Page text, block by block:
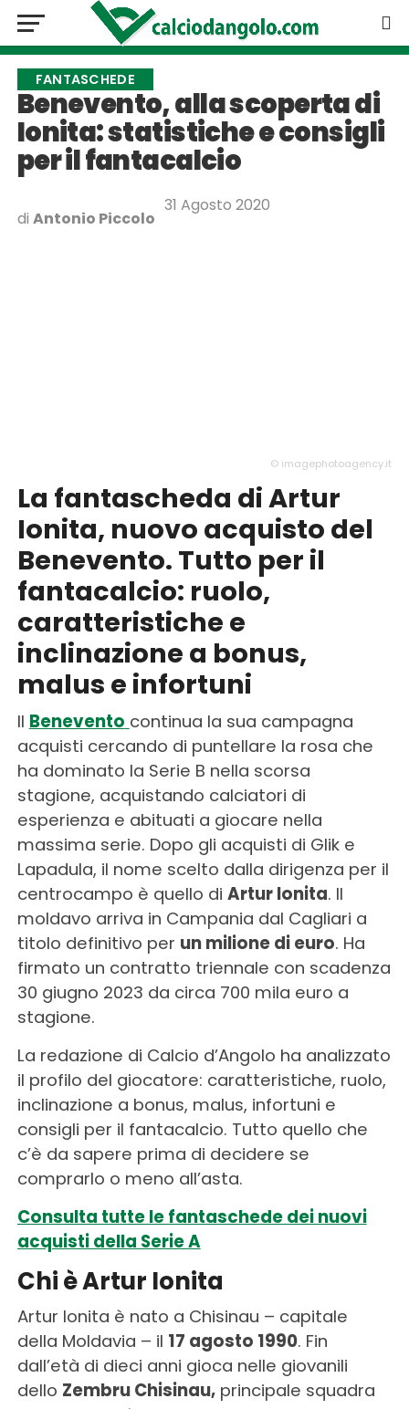
FANTASCHEDE
Benevento, alla scoperta di
Ionita: statistiche e consigli
per il fantacalcio
di Antonio Piccolo
31 Agosto 2020
© imagephotoagency.it
La fantascheda di Artur
Ionita, nuovo acquisto del
Benevento. Tutto per il
fantacalcio: ruolo,
caratteristiche e
inclinazione a bonus,
malus e infortuni
Il Benevento continua la sua campagna
acquisti cercando di puntellare la rosa che
ha dominato la Serie B nella scorsa
stagione, acquistando calciatori di
esperienza e abituati a giocare nella
massima serie. Dopo gli acquisti di Glik e
Lapadula, il nome scelto dalla dirigenza per il
centrocampo è quello di Artur Ionita. Il
moldavo arriva in Campania dal Cagliari a
titolo definitivo per un milione di euro. Ha
firmato un contratto triennale con scadenza
30 giugno 2023 da circa 700 mila euro a
stagione.
La redazione di Calcio d’Angolo ha analizzato
il profilo del giocatore: caratteristiche, ruolo,
inclinazione a bonus, malus, infortuni e
consigli per il fantacalcio. Tutto quello che
c’è da sapere prima di decidere se
comprarlo o meno all’asta.
Consulta tutte le fantaschede dei nuovi
acquisti della Serie A
Chi è Artur Ionita
Artur Ionita è nato a Chisinau – capitale
della Moldavia – il 17 agosto 1990. Fin
dall’età di dieci anni gioca nelle giovanili
dello Zembru Chisinau,principale squadra